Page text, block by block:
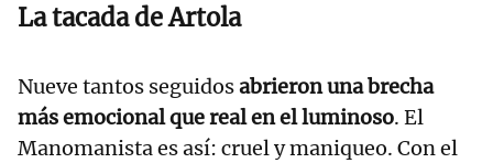
La tacada de Artola
Nueve tantos seguidosabrieron una brecha
más emocional que real en el luminoso. El
Manomanista es así: cruel y maniqueo. Con el